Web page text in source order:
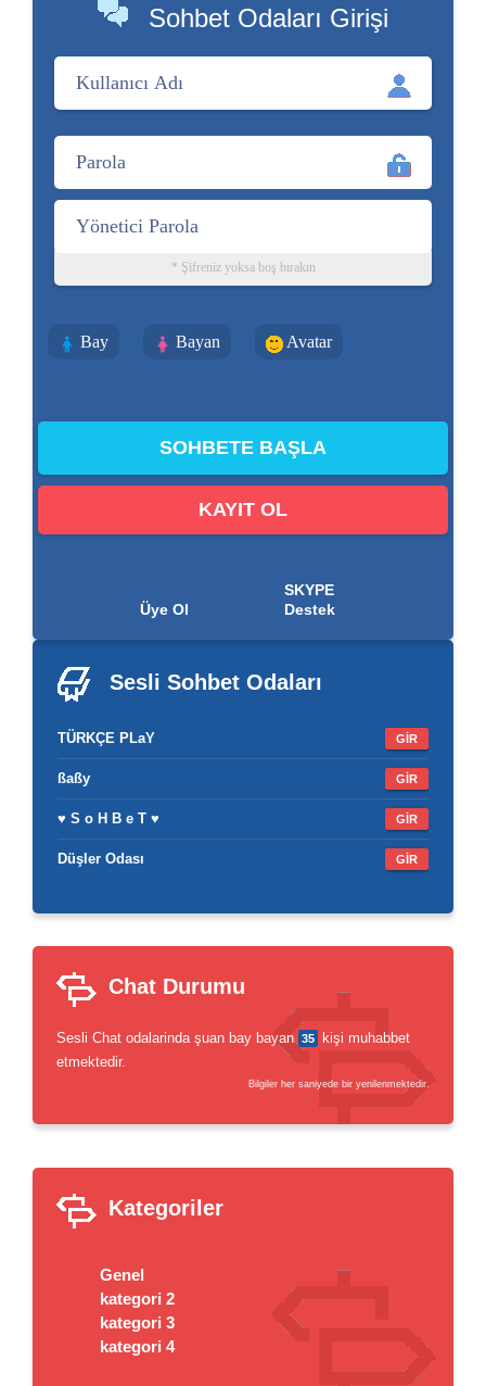
Sohbet Odaları Girişi
* Şifreniz yoksa boş bırakın
Bay Bayan Avatar
KAYIT OL
Üye Ol
SKYPE
Destek
Sesli Sohbet Odaları
TÜRKÇE PLaY GİR
ßaßy GİR
♥ S o H B e T ♥ GİR
Düşler Odası GİR
Chat Durumu
Sesli Chat odalarinda şuan bay bayan 35
kişi muhabbet
etmektedir.
Bilgiler her saniyede bir yenilenmektedir.
Kategoriler
Genel
kategori 2
kategori 3
kategori 4